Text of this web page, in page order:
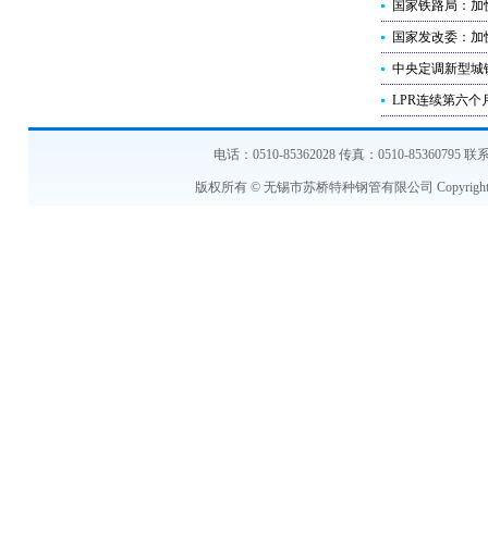
国家铁路局：
国家发改委：
中央定调新型
LPR连续第六个
电话：0510-85362028 传真：0510-85360795
版权所有 © 无锡市苏桥特种钢管有限公司